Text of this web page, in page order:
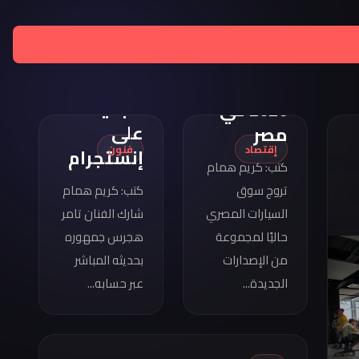
إقتصاد
مواصفات
كوبرا
2026 في
مصر
كتب: كريم همام
تروج سوق
السيارات المصري
حاليًا لمجموعة
من الإصدارات
الجديدة...
فنون
هجرس
يشارك
الجديدة
على
إنستجرام
كتب: كريم همام
شارك الفنان تامر
هجرس جمهوره
بحديثه المباشر
عبر حسابه...